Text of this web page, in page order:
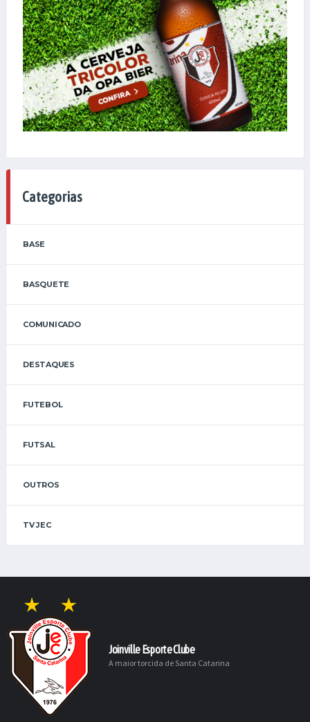
Categorias
BASE
BASQUETE
COMUNICADO
DESTAQUES
FUTEBOL
FUTSAL
OUTROS
TV JEC
Joinville Esporte Clube
A maior torcida de Santa Catarina